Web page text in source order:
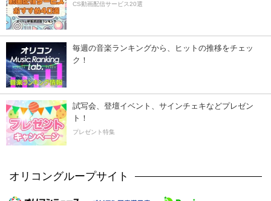
CS動画配信サービス20選
毎週の音楽ランキングから、ヒットの推移をチェッ
ク！
試写会、登壇イベント、サインチェキなどプレゼン
ト！
プレゼント特集
オリコングループサイト